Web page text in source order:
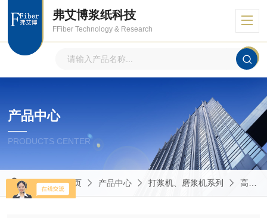
弗艾博浆纸科技
FFiber Technology & Research
产品中心
PRODUCTS CENTER
当前位置：首页 产品中心 打浆机、磨浆机系列 高中低浓磨浆机